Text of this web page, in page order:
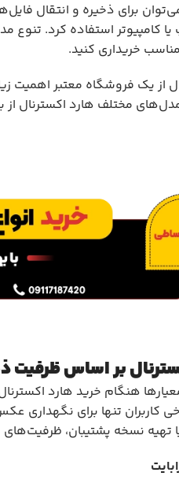
می‌توان برای ذخیره و انتقال
کامپیوتر استفاده کرد.
خریداری کنید.
از یک فروشگاه معتبر اهمیت
مختلف هارد اکسترنال از
بر اساس ظرفیت
هنگام خرید هارد
کاربران تنها برای نگهداری
نسخه پشتیبان، ظرفیت‌های